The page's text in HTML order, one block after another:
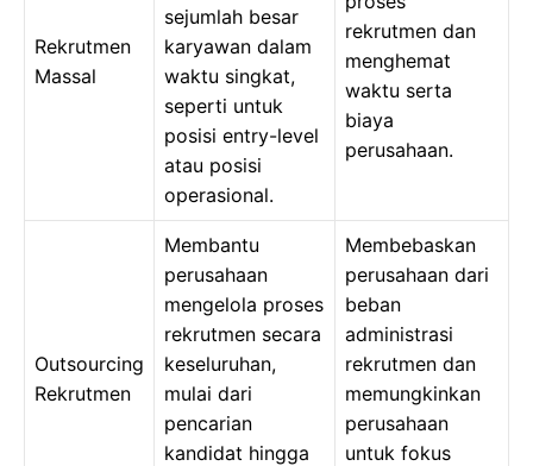
Rekrutmen
Massal
sejumlah besar
karyawan dalam
waktu singkat,
seperti untuk
posisi entry-level
atau posisi
operasional.
rekrutmen dan
menghemat
waktu serta
biaya
perusahaan.
Outsourcing
Rekrutmen
Membantu
perusahaan
mengelola proses
rekrutmen secara
keseluruhan,
mulai dari
pencarian
kandidat hingga
Membebaskan
perusahaan dari
beban
administrasi
rekrutmen dan
memungkinkan
perusahaan
untuk fokus